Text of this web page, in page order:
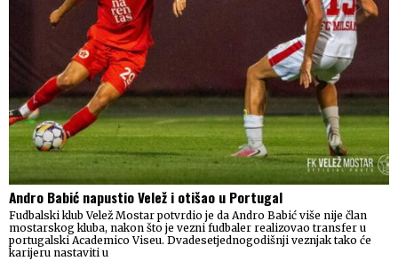
Andro Babić napustio Velež i otišao u Portugal
Fudbalski klub Velež Mostar potvrdio je da Andro Babić više nije član
mostarskog kluba, nakon što je vezni fudbaler realizovao transfer u
portugalski Academico Viseu. Dvadesetjednogodišnji veznjak tako će
karijeru nastaviti u